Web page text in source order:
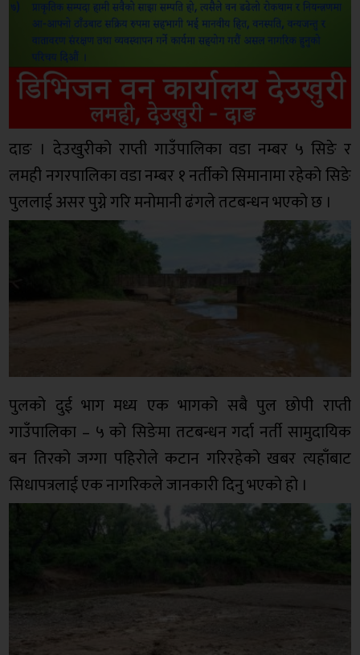
दाङ । देउखुरीको राप्ती गाउँपालिका वडा नम्बर ५ सिङे र
लमही नगरपालिका वडा नम्बर १ नर्तीको सिमानामा रहेको सिङे
पुललाई असर पुग्ने गरि मनोमानी ढंगले तटबन्धन भएको छ ।
पुलको दुई भाग मध्य एक भागको सबै पुल छोपी राप्ती
गाउँपालिका – ५ को सिङेमा तटबन्धन गर्दा नर्ती सामुदायिक
बन तिरको जग्गा पहिरोले कटान गरिरहेको खबर त्यहाँबाट
सिधापत्रलाई एक नागरिकले जानकारी दिनु भएको हो ।